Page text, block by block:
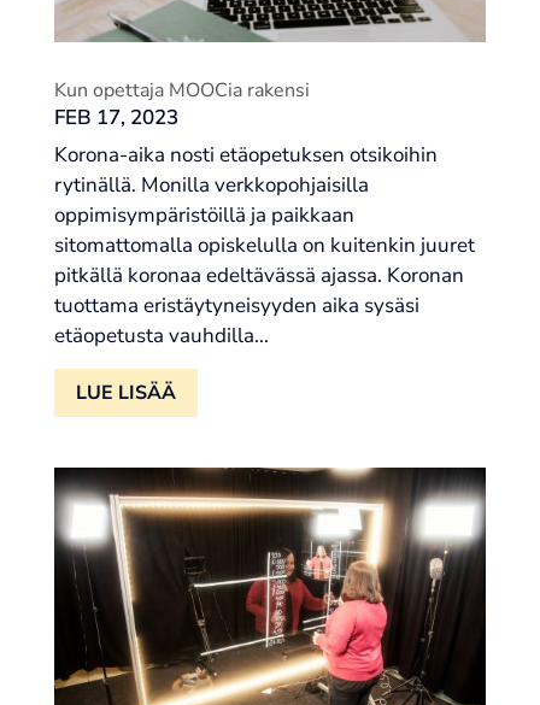
Kun opettaja MOOCia rakensi
FEB 17, 2023
Korona-aika nosti etäopetuksen otsikoihin
rytinällä. Monilla verkkopohjaisilla
oppimisympäristöillä ja paikkaan
sitomattomalla opiskelulla on kuitenkin juuret
pitkällä koronaa edeltävässä ajassa. Koronan
tuottama eristäytyneisyyden aika sysäsi
etäopetusta vauhdilla...
LUE LISÄÄ